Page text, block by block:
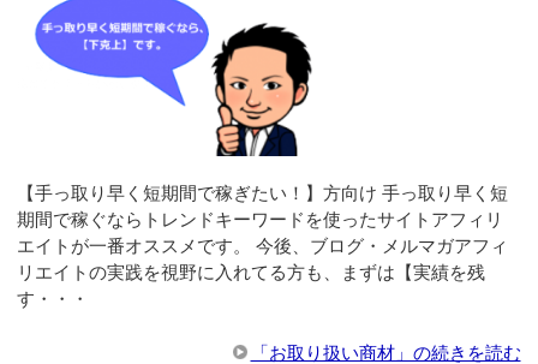
【手っ取り早く短期間で稼ぎたい！】方向け 手っ取り早く短
期間で稼ぐならトレンドキーワードを使ったサイトアフィリ
エイトが一番オススメです。 今後、ブログ・メルマガアフィ
リエイトの実践を視野に入れてる方も、まずは【実績を残
す・・・
「お取り扱い商材」の続きを読む